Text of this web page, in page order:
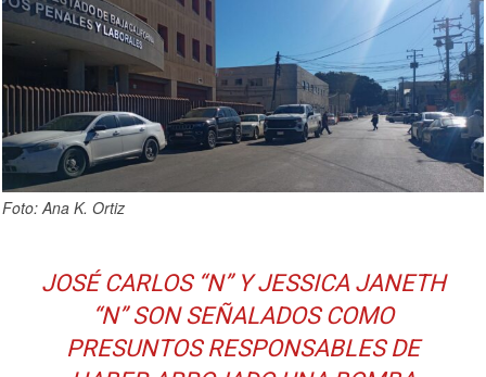
Foto: Ana K. Ortiz
JOSÉ CARLOS “N” Y JESSICA JANETH
“N” SON SEÑALADOS COMO
PRESUNTOS RESPONSABLES DE